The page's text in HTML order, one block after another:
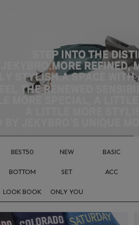
BEST50 NEW BASIC
BOTTOM SET ACC
LOOK BOOK ONLY YOU